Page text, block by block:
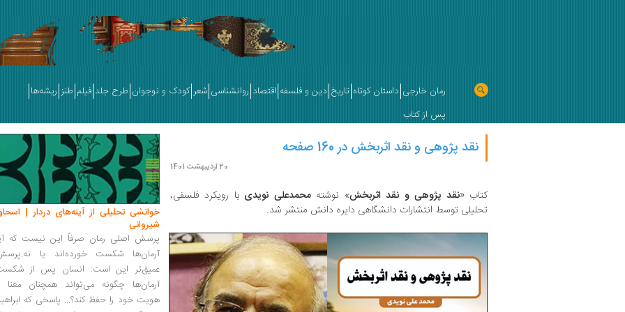
رمان خارجی داستان کوتاه تاریخ دین و فلسفه اقتصاد روانشناسی شعر کودک و نوجوان طرح جلد فیلم طنز ریشه‌ها
پس از کتاب
نقد پژوهی و نقد اثربخش در 160 صفحه
20 اردیبهشت 1401
کتاب «نقد پژوهی و نقد اثربخش» نوشتهمحمدعلی نویدی با رویکرد فلسفی،
تحلیلی توسط انتشارات دانشگاهی دایره دانش منتشر شد.
خوانشی تحلیلی از آینه‌های دردار |
شیروانی
پرسش اصلی رمان صرفاً این نیست که
آرمان‌ها شکست خورده‌اند یا
عمیق‌تر این است: انسان پس از
آرمان‌ها چگونه می‌تواند همچنان معنا
هویت خود را حفظ کند؟... پاسخی که